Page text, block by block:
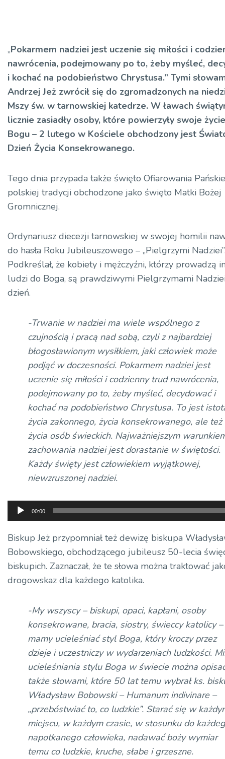
„Pokarmem nadziei jest uczenie się miłości i
nawrócenia, podejmowany po to, żeby myśleć,
i kochać na podobieństwo Chrystusa.” Tymi
Andrzej Jeż zwrócił się do zgromadzonych na
Mszy św. w tarnowskiej katedrze. W ławach
licznie zasiadły osoby, które powierzyły swoje
Bogu – 2 lutego w Kościele obchodzony jest
Dzień Życia Konsekrowanego.
Tego dnia przypada także święto Ofiarowania
polskiej tradycji obchodzone jako święto Matki Bożej
Gromnicznej.
Ordynariusz diecezji tarnowskiej w swojej homilii
do hasła Roku Jubileuszowego – „Pielgrzymi
Podkreślał, że kobiety i mężczyźni, którzy prowadzą
ludzi do Boga, są prawdziwymi Pielgrzymami
dzień.
-Trwanie w nadziei ma wiele wspólnego z
czujnością i pracą nad sobą, czyli z najbardziej
błogosławionym wysiłkiem, jaki człowiek może
podjąć w doczesności. Pokarmem nadziei jest
uczenie się miłości i codzienny trud nawrócenia,
podejmowany po to, żeby myśleć, decydować i
kochać na podobieństwo Chrystusa. To jest
życia zakonnego, życia konsekrowanego, ale też
życia osób świeckich. Najważniejszym
zachowania nadziei jest dorastanie w świętości.
Każdy święty jest człowiekiem wyjątkowej,
niewzruszonej nadziei.
Odtwarzacz
plików
dźwiękowych
00:00
Biskup Jeż przypomniał też dewizę biskupa
Bobowskiego, obchodzącego jubileusz 50-lecia
biskupich. Zaznaczał, że te słowa można traktować
drogowskaz dla każdego katolika.
-My wszyscy – biskupi, opaci, kapłani, osoby
konsekrowane, bracia, siostry, świeccy katolicy –
mamy ucieleśniać styl Boga, który kroczy przez
dzieje i uczestniczy w wydarzeniach ludzkości.
ucieleśniania stylu Boga w świecie można
także słowami, które 50 lat temu wybrał ks.
Władysław Bobowski – Humanum indivinare –
„przebóstwiać to, co ludzkie”. Starać się w
miejscu, w każdym czasie, w stosunku do
napotkanego człowieka, nadawać boży wymiar
temu co ludzkie, kruche, słabe i grzeszne.